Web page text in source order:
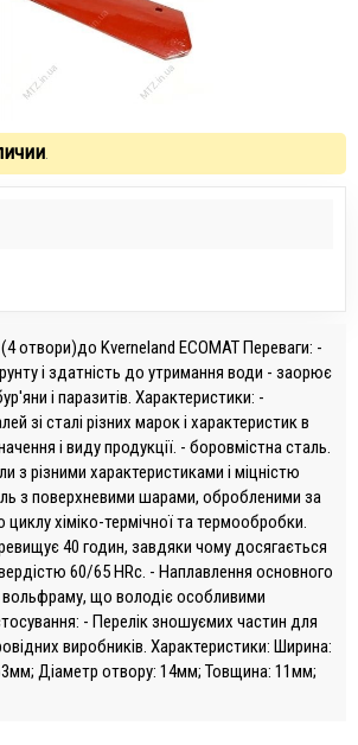
отвори)до Kverneland ECOMAT Переваги: -
і здатність до утримання води - заорює
і паразитів. Характеристики: -
зі сталі різних марок і характеристик в
і виду продукції. - боровмістна сталь.
з різними характеристиками і міцністю
з поверхневими шарами, обробленими за
хіміко-термічної та термообробки.
40 годин, завдяки чому досягається
60/65 HRc. - Наплавлення основного
вольфраму, що володіє особливими
- Перелік зношуємих частин для
виробників. Характеристики: Ширина:
Діаметр отвору: 14мм; Товщина: 11мм;